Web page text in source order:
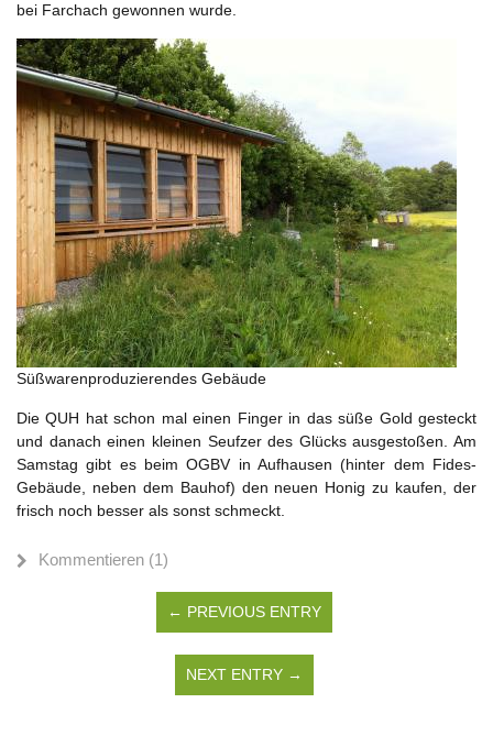
bei Farchach gewonnen wurde.
Süßwarenproduzierendes Gebäude
Die QUH hat schon mal einen Finger in das süße Gold gesteckt
und danach einen kleinen Seufzer des Glücks ausgestoßen. Am
Samstag gibt es beim OGBV in Aufhausen (hinter dem Fides-
Gebäude, neben dem Bauhof) den neuen Honig zu kaufen, der
frisch noch besser als sonst schmeckt.
Kommentieren (1)
← PREVIOUS ENTRY
NEXT ENTRY →